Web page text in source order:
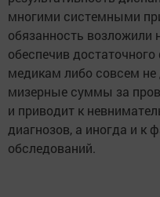
многими системными
обязанность возложили
обеспечив
медикам либо совсем
мизерные суммы за
и приводит к
диагнозов, а иногда и к
обследований.